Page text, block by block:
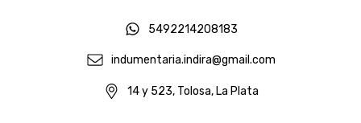
5492214208183
indumentaria.indira@gmail.com
14 y 523, Tolosa, La Plata